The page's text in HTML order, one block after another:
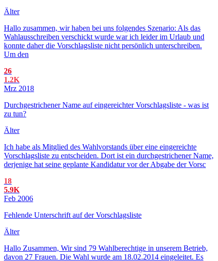
Älter
Hallo zusammen, wir haben bei uns folgendes Szenario: Als das
Wahlausschreiben verschickt wurde war ich leider im Urlaub und
konnte daher die Vorschlagsliste nicht persönlich unterschreiben.
Um den
26
1.2K
Mrz 2018
Durchgestrichener Name auf eingereichter Vorschlagsliste - was ist
zu tun?
Älter
Ich habe als Mitglied des Wahlvorstands über eine eingereichte
Vorschlagsliste zu entscheiden. Dort ist ein durchgestrichener Name,
derjenige hat seine geplante Kandidatur vor der Abgabe der Vorsc
18
5.9K
Feb 2006
Fehlende Unterschrift auf der Vorschlagsliste
Älter
Hallo Zusammen, Wir sind 79 Wahlberechtige in unserem Betrieb,
davon 27 Frauen. Die Wahl wurde am 18.02.2014 eingeleitet. Es